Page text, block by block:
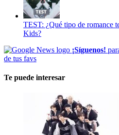
TEST: ¿Qué tipo de romance
Kids?
¡Síguenos!
de tus favs
Te puede interesar